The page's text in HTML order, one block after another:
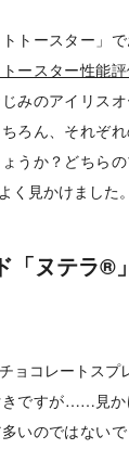
トースター」
ースター性能
みのアイリス
ろん、それぞ
うか？どちら
く見かけました。
「ヌテラ®
ョコレートスプ
ですが……見か
いのではない